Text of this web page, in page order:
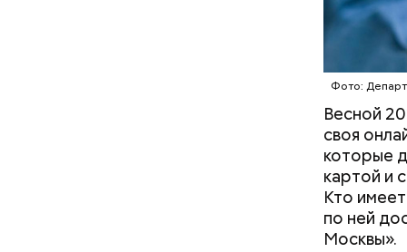
Фото:
Весной
своя
которые
картой и
Кто
по ней
Москвы».
— На
— от
участки
Малой
прудах